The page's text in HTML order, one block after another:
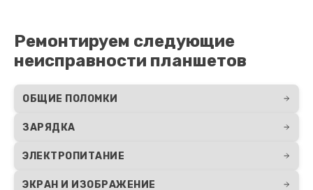
Ремонтируем следующие
неисправности планшетов
ОБЩИЕ ПОЛОМКИ
ЗАРЯДКА
ЭЛЕКТРОПИТАНИЕ
ЭКРАН И ИЗОБРАЖЕНИЕ